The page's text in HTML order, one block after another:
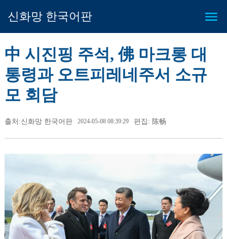
신화망 한국어판
中 시진핑 주석, 佛 마크롱 대
통령과 오트피레네주서 소규
모 회담
출처:신화망 한국어판 2024-05-08 08:39:29 편집: 陈畅